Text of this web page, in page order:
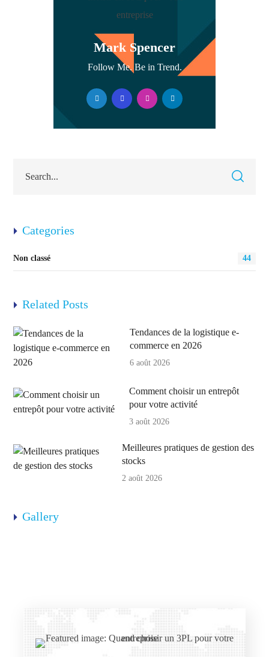
Mark Spencer
Follow Me. Be in Trend.
Categories
Non classé 44
Related Posts
Tendances de la logistique e-
commerce en 2026
6 août 2026
Comment choisir un entrepôt
pour votre activité
3 août 2026
Meilleures pratiques de gestion des
stocks
2 août 2026
Gallery